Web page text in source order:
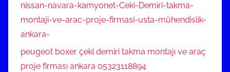
nissan-navara-kamyonet-Ceki-Demiri-takma-
montaji-ve-arac-proje-firmasi-usta-mühendislik-
ankara-
peugeot boxer çeki demiri takma montajı ve araç
proje firması ankara 05323118894